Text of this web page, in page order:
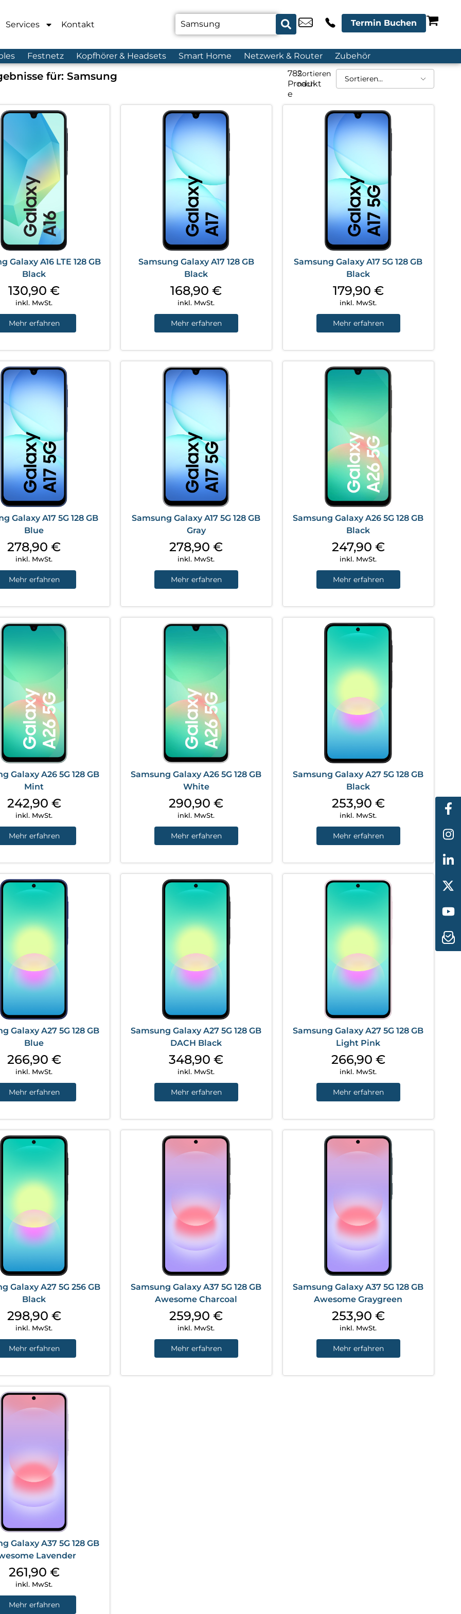
Services Kontakt Termin Buchen
Festnetz Kopfhörer & Headsets Smart Home Netzwerk & Router Zubehör
für: Samsung
782
Produkt
e
Sortieren
nach
Galaxy A16 LTE 128 GB
Black
130,90€
inkl. MwSt.
Mehr erfahren
Samsung Galaxy A17 128 GB
Black
168,90€
inkl. MwSt.
Mehr erfahren
Samsung Galaxy A17 5G 128 GB
Black
179,90 €
inkl. MwSt.
Mehr erfahren
Galaxy A17 5G 128 GB
Blue
278,90€
inkl. MwSt.
Mehr erfahren
Samsung Galaxy A17 5G 128 GB
Gray
278,90€
inkl. MwSt.
Mehr erfahren
Samsung Galaxy A26 5G 128 GB
Black
247,90 €
inkl. MwSt.
Mehr erfahren
Galaxy A26 5G 128 GB
Mint
242,90 €
inkl. MwSt.
Mehr erfahren
Samsung Galaxy A26 5G 128 GB
White
290,90€
inkl. MwSt.
Mehr erfahren
Samsung Galaxy A27 5G 128 GB
Black
253,90 €
inkl. MwSt.
Mehr erfahren
Galaxy A27 5G 128 GB
Blue
266,90 €
inkl. MwSt.
Mehr erfahren
Samsung Galaxy A27 5G 128 GB
DACH Black
348,90€
inkl. MwSt.
Mehr erfahren
Samsung Galaxy A27 5G 128 GB
Light Pink
266,90 €
inkl. MwSt.
Mehr erfahren
Galaxy A27 5G 256 GB
Black
298,90 €
inkl. MwSt.
Mehr erfahren
Samsung Galaxy A37 5G 128 GB
Awesome Charcoal
259,90€
inkl. MwSt.
Mehr erfahren
Samsung Galaxy A37 5G 128 GB
Awesome Graygreen
253,90 €
inkl. MwSt.
Mehr erfahren
Galaxy A37 5G 128 GB
Lavender
261,90 €
inkl. MwSt.
Mehr erfahren